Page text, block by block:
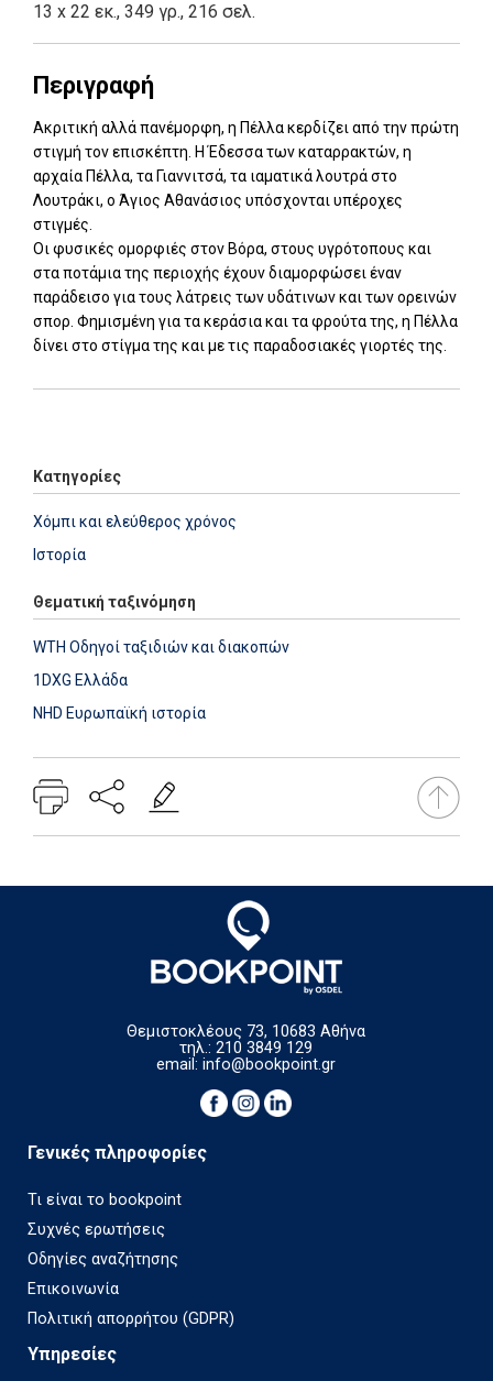
13 x 22 εκ., 349 γρ., 216 σελ.
Περιγραφή
Ακριτική αλλά πανέμορφη, η Πέλλα κερδίζει από την πρώτη
στιγμή τον επισκέπτη. Η Έδεσσα των καταρρακτών, η
αρχαία Πέλλα, τα Γιαννιτσά, τα ιαματικά λουτρά στο
Λουτράκι, ο Άγιος Αθανάσιος υπόσχονται υπέροχες
στιγμές.
Οι φυσικές ομορφιές στον Βόρα, στους υγρότοπους και
στα ποτάμια της περιοχής έχουν διαμορφώσει έναν
παράδεισο για τους λάτρεις των υδάτινων και των ορεινών
σπορ. Φημισμένη για τα κεράσια και τα φρούτα της, η Πέλλα
δίνει στο στίγμα της και με τις παραδοσιακές γιορτές της.
Κατηγορίες
Χόμπι και ελεύθερος χρόνος
Ιστορία
Θεματική ταξινόμηση
WTH Οδηγοί ταξιδιών και διακοπών
1DXG Ελλάδα
NHD Ευρωπαϊκή ιστορία
Θεμιστοκλέους 73, 10683 Αθήνα
τηλ.: 210 3849 129
email:info@bookpoint.gr
Γενικές πληροφορίες
Τι είναι το bookpoint
Συχνές ερωτήσεις
Οδηγίες αναζήτησης
Επικοινωνία
Πολιτική απορρήτου (GDPR)
Υπηρεσίες